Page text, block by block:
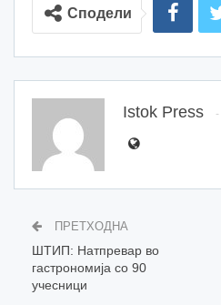
Сподели
Istok Press
ПРЕТХОДНА
ШТИП: Натпревар во
гастрономија со 90
учесници